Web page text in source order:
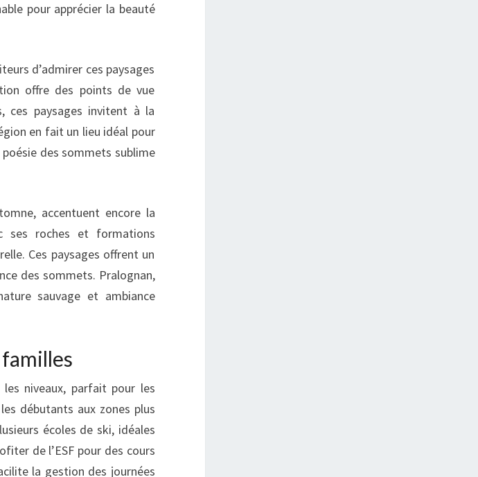
pour apprécier la beauté
d’admirer ces paysages
offre des points de vue
ces paysages invitent à la
en fait un lieu idéal pour
poésie des sommets sublime
accentuent encore la
ses roches et formations
Ces paysages offrent un
des sommets. Pralognan,
sauvage et ambiance
niveaux, parfait pour les
débutants aux zones plus
écoles de ski, idéales
de l’ESF pour des cours
la gestion des journées